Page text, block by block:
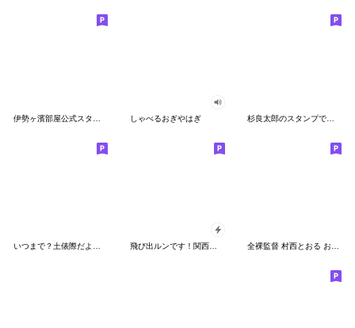
しゃべるおぎやはぎ 杉良太郎のスタンプでござる覚悟は良いか!
全裸監督 村西とおる お待たせスタンプ